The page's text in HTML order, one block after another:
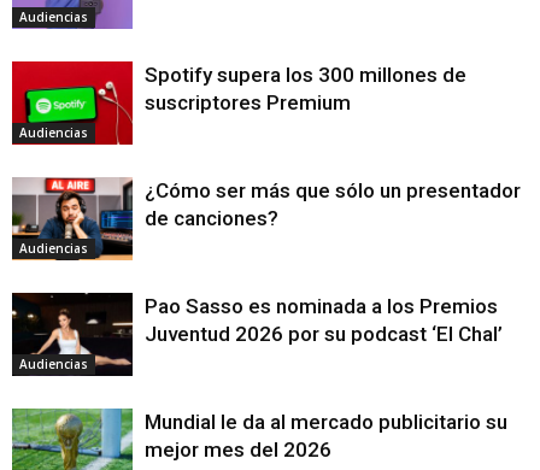
Audiencias
Audiencias
Spotify supera los 300 millones de
suscriptores Premium
Audiencias
¿Cómo ser más que sólo un presentador
de canciones?
Audiencias
Pao Sasso es nominada a los Premios
Juventud 2026 por su podcast ‘El Chal’
Mundial le da al mercado publicitario su
mejor mes del 2026